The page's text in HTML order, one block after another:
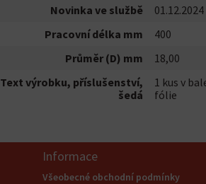
Novinka ve službě
01.12.2024
Pracovní délka mm
400
Průměr (D) mm
18,00
Text výrobku, příslušenství,
šedá
1 kus v
fólie
Informace
Všeobecné obchodní podmínky